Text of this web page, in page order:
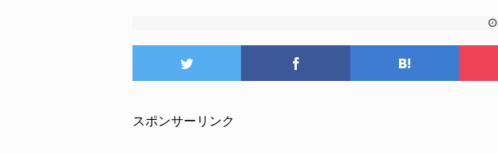
スポンサーリンク